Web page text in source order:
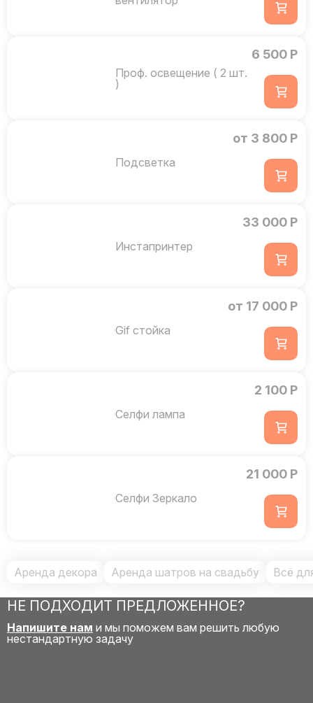
Проф. освещение ( 2 шт.
)
6 500 Р
Подсветка
от 3 800 Р
Инстапринтер
33 000 Р
Gif стойка
от 17 000 Р
Селфи лампа
2 100 Р
Селфи Зеркало
21 000 Р
Аренда декора Аренда шатров на свадьбу Всё
НЕ ПОДХОДИТ ПРЕДЛОЖЕННОЕ?
Напишите нам и мы поможем вам решить любую
нестандартную задачу